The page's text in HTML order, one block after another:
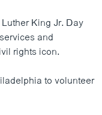
King Jr. Day
and
rights icon.
to volunteer